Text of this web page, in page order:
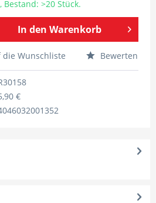
>20 Stück.
In den Warenkorb
die Wunschliste Bewerten
€